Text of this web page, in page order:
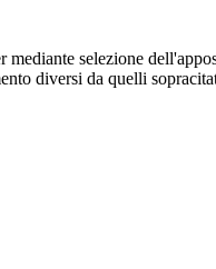
selezione
diversi da quelli